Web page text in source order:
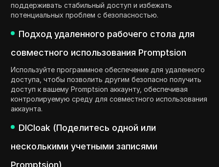
поддерживать стабильный доступ и избежать
потенциальных проблем с безопасностью.
Подход удаленного рабочего стола для
совместного использования Promptsion
Используйте программное обеспечение для удаленного
доступа, чтобы позволить другим безопасно получить
доступ к вашему Promptsion аккаунту, обеспечивая
контролируемую среду для совместного использования
аккаунта.
DICloak (Поделитесь одной или
несколькими учетными записями
Promptsion)